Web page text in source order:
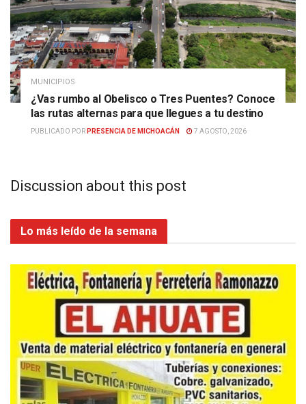
MUNICIPIOS
¿Vas rumbo al Obelisco o Tres Puentes? Conoce
las rutas alternas para que llegues a tu destino
PUBLICADO POR PRESENCIA DE MICHOACÁN 7 AGOSTO, 2026
Discussion about this post
Lo más leído de la semana